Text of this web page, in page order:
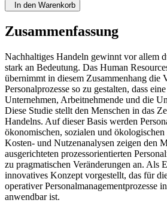
In den Warenkorb
Zusammenfassung
Nachhaltiges Handeln gewinnt vor allem
stark an Bedeutung. Das Human
übernimmt in diesem Zusammenhang die
Personalprozesse so zu gestalten, dass
Unternehmen, Arbeitnehmende und die
Diese Studie stellt den Menschen in das
Handelns. Auf dieser Basis werden
ökonomischen, sozialen und ökologischen
Kosten- und Nutzenanalysen zeigen den
ausgerichteten prozessorientierten
zu pragmatischen Veränderungen an. Als
innovatives Konzept vorgestellt, das für
operativer Personalmanagementprozesse
anwendbar ist.